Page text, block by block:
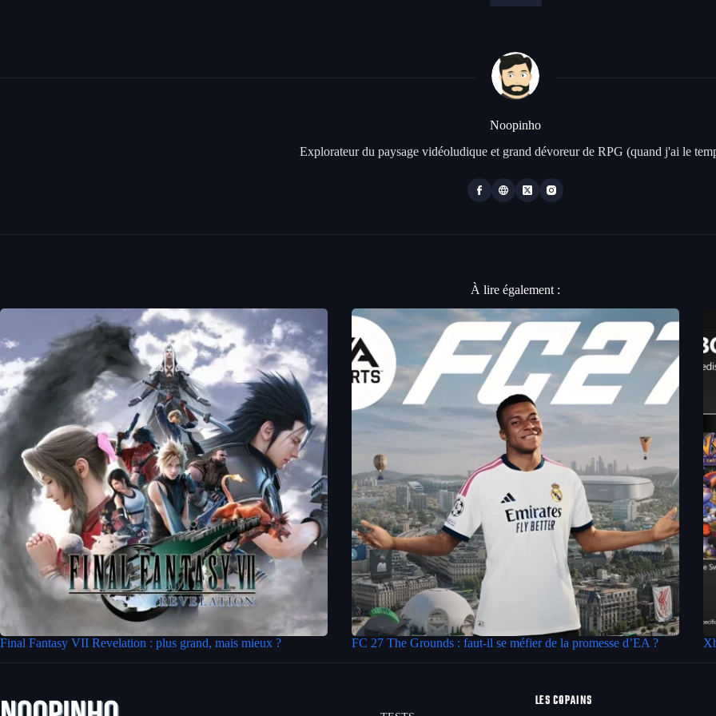
Noopinho
Explorateur du paysage vidéoludique et grand dévoreur de RPG (quand j'ai le
À lire également :
Final Fantasy VII Revelation : plus grand, mais mieux ? FC 27 The Grounds : faut-il se méfier de la promesse d’EA ?
LES COPAINS